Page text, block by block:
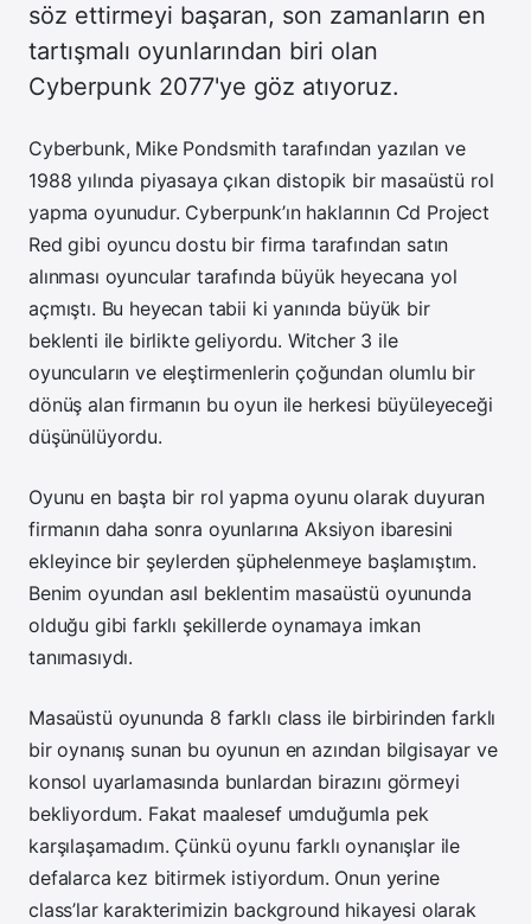
söz ettirmeyi başaran, son zamanların en
tartışmalı oyunlarından biri olan
Cyberpunk 2077'ye göz atıyoruz.
Cyberbunk, Mike Pondsmith tarafından yazılan ve
1988 yılında piyasaya çıkan distopik bir masaüstü rol
yapma oyunudur. Cyberpunk’ın haklarının Cd Project
Red gibi oyuncu dostu bir firma tarafından satın
alınması oyuncular tarafında büyük heyecana yol
açmıştı. Bu heyecan tabii ki yanında büyük bir
beklenti ile birlikte geliyordu. Witcher 3 ile
oyuncuların ve eleştirmenlerin çoğundan olumlu bir
dönüş alan firmanın bu oyun ile herkesi büyüleyeceği
düşünülüyordu.
Oyunu en başta bir rol yapma oyunu olarak duyuran
firmanın daha sonra oyunlarına Aksiyon ibaresini
ekleyince bir şeylerden şüphelenmeye başlamıştım.
Benim oyundan asıl beklentim masaüstü oyununda
olduğu gibi farklı şekillerde oynamaya imkan
tanımasıydı.
Masaüstü oyununda 8 farklı class ile birbirinden farklı
bir oynanış sunan bu oyunun en azından bilgisayar ve
konsol uyarlamasında bunlardan birazını görmeyi
bekliyordum. Fakat maalesef umduğumla pek
karşılaşamadım. Çünkü oyunu farklı oynanışlar ile
defalarca kez bitirmek istiyordum. Onun yerine
class’lar karakterimizin background hikayesi olarak